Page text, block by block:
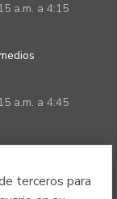
terceros para
a.m. a 4:15
a.m. a 4:45